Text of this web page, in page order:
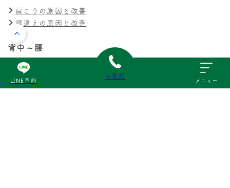
LINE予約
お電話
メニュー
肩こりの原因と改善
寝違えの原因と改善
背中～腰
猫背の原因と改善
腰痛の原因と改善
ぎっくり腰の原因と改善